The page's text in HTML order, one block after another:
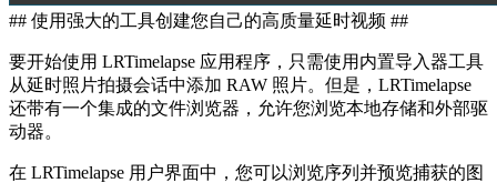
## 使用强大的工具创建您自己的高质量延时视频 ##
要开始使用 LRTimelapse 应用程序，只需使用内置导入器工具
从延时照片拍摄会话中添加 RAW 照片。但是，LRTimelapse
还带有一个集成的文件浏览器，允许您浏览本地存储和外部驱
动器。
在 LRTimelapse 用户界面中，您可以浏览序列并预览捕获的图